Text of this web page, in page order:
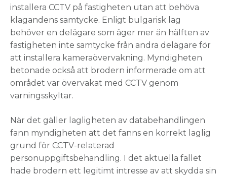
installera CCTV på fastigheten utan att behöva
klagandens samtycke. Enligt bulgarisk lag
behöver en delägare som äger mer än hälften av
fastigheten inte samtycke från andra delägare för
att installera kameraövervakning. Myndigheten
betonade också att brodern informerade om att
området var övervakat med CCTV genom
varningsskyltar.
När det gäller lagligheten av databehandlingen
fann myndigheten att det fanns en korrekt laglig
grund för CCTV-relaterad
personuppgiftsbehandling. I det aktuella fallet
hade brodern ett legitimt intresse av att skydda sin